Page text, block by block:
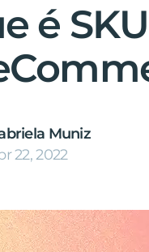
é
Muniz
22, 2022